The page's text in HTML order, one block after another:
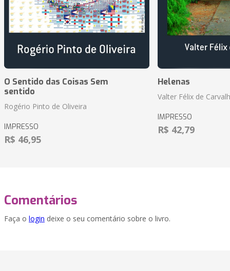
O Sentido das Coisas Sem
sentido
Rogério Pinto de Oliveira
IMPRESSO
R$ 46,95
Helenas
Valter Félix de
IMPRESSO
R$ 42,79
Comentários
Faça o login deixe o seu comentário sobre o livro.